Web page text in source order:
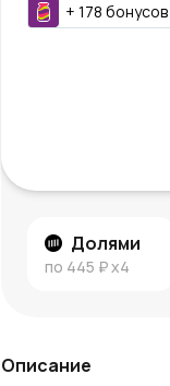
+ 178 бонусов
Долями
по 445 ₽x4
Описание